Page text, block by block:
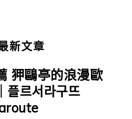
新文章
狎鷗亭的浪漫歐
플르서라구뜨